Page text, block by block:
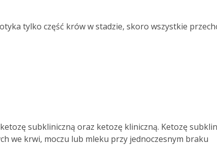
tylko część krów w stadzie, skoro wszystkie
subkliniczną oraz ketozę kliniczną. Ketozę
we krwi, moczu lub mleku przy jednoczesnym braku